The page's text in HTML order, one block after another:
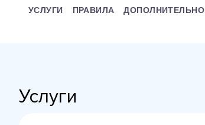
УСЛУГИ ПРАВИЛА ДОПОЛНИТЕЛЬНО
Услуги